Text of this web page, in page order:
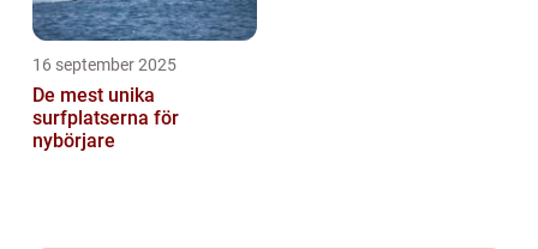
16 september 2025
De mest unika
surfplatserna för
nybörjare